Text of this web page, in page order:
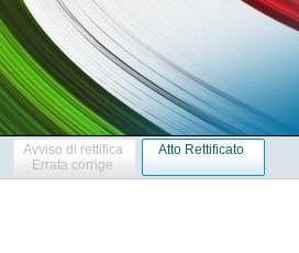
Avviso di rettifica
Errata corrige
Atto Rettificato